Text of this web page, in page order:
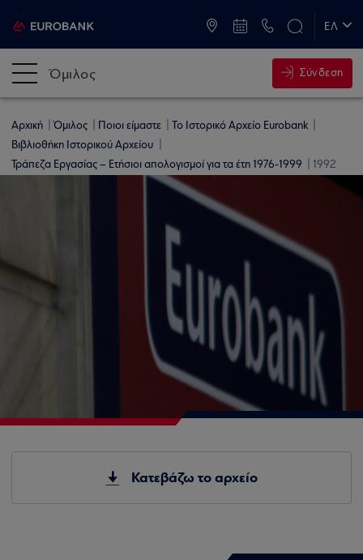
ΕΛ
Όμιλος Σύνδεση
Αρχική Όμιλος Ποιοι είμαστε
Το Ιστορικό Αρχείο Eurobank
Βιβλιοθήκη Ιστορικού Αρχείου
Τράπεζα Εργασίας – Ετήσιοι απολογισμοί για τα έτη 1976-1999
1992
Κατεβάζω το αρχείο